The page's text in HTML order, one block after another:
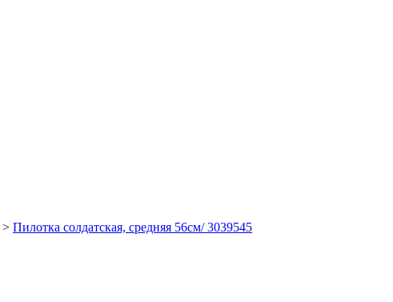
> Пилотка солдатская, средняя 56см/ 3039545